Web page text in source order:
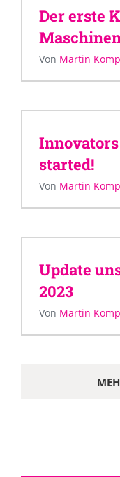
Der erste
Von Martin
Innovators
started!
Von Martin
Update
2023
Von Martin